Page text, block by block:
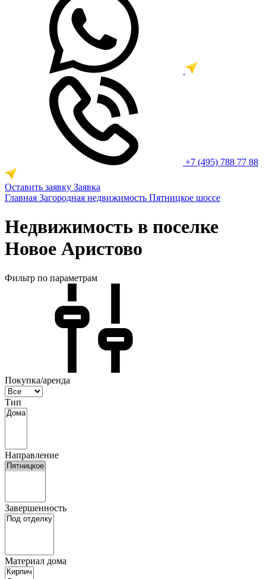
+7 (495) 788 77 88
Оставить заявку Заявка
Главная Загородная недвижимость Пятницкое шоссе
Недвижимость в поселке
Новое Аристово
Фильтр по параметрам
Покупка/аренда
Тип
Направление
Завершенность
Материал дома